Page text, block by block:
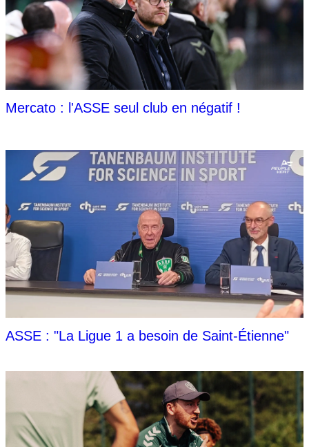
Mercato : l'ASSE seul club en négatif !
ASSE : "La Ligue 1 a besoin de Saint-Étienne"